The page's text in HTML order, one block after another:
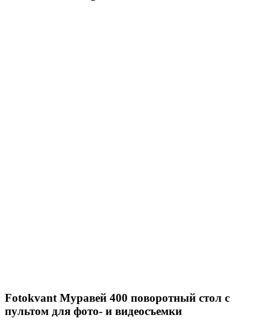
Fotokvant Муравей 400 поворотный стол с
пультом для фото- и видеосъемки